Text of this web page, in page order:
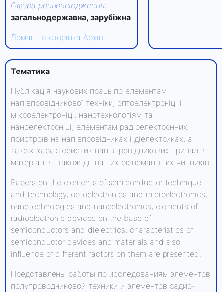
Сфера росповсюдження:
загальнодержавна, зарубіжна
Домашня сторінка Архів
Тематика
Публікація наукових праць по елементам
напівпровідникової техніки, оптоелектроніці і
мікроелектроніці, нанотехнологіям та
наноелектроніці, елементам радіоелектронних
пристроїв на напівпровідниках і діелектриках, а
також характеристик напівпровідникових приладів і
матеріалів і також дії на них різноманітних чинників.
Papers on the elements of semiconductor technique
and technology, optoelectronics and microelectronics,
nanotechnologies and nanoelectronics, elements of
radioelectronic devices on the base of
semiconductors and dielectrics, characteristics of
semiconductor devices and materials and also
influence of different factors on them are presented.
Представлены работы по исследованиям элементов
полупроводниковой техники и элементов радио-